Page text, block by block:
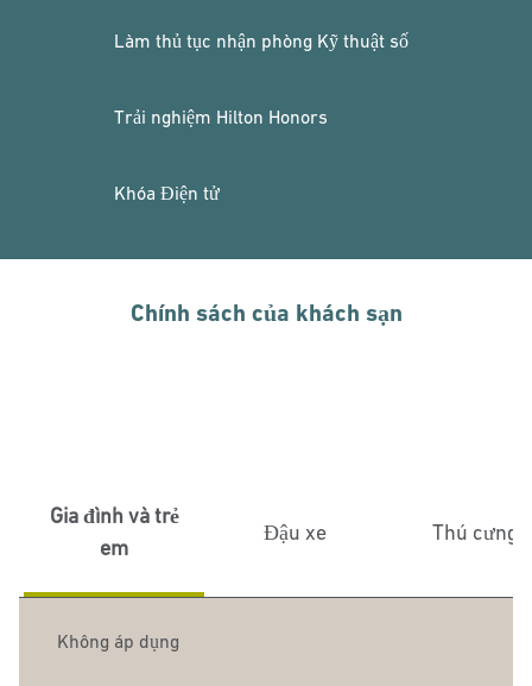
Làm thủ tục nhận phòng Kỹ thuật số
Trải nghiệm Hilton Honors
Khóa Điện tử
Chính sách của khách sạn
Gia đình và trẻ
em
Đậu xe Thú cưng
Không áp dụng